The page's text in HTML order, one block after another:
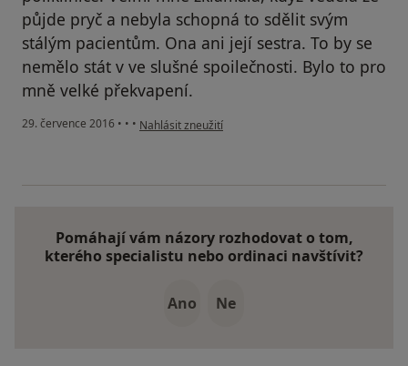
půjde pryč a nebyla schopná to sdělit svým
stálým pacientům. Ona ani její sestra. To by se
nemělo stát v ve slušné spoilečnosti. Bylo to pro
mně velké překvapení.
29. července 2016 • • • podle názoru uživatele Váš účet byl odstraněn
Nahlásit zneužití
Pomáhají vám názory rozhodovat o tom,
kterého specialistu nebo ordinaci navštívit?
Ano Ne